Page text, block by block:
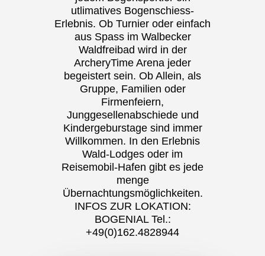
utlimatives Bogenschiess-
Erlebnis. Ob Turnier oder einfach
aus Spass im Walbecker
Waldfreibad wird in der
ArcheryTime Arena jeder
begeistert sein. Ob Allein, als
Gruppe, Familien oder
Firmenfeiern,
Junggesellenabschiede und
Kindergeburstage sind immer
Willkommen. In den Erlebnis
Wald-Lodges oder im
Reisemobil-Hafen gibt es jede
menge
Übernachtungsmöglichkeiten.
INFOS ZUR LOKATION:
BOGENIAL Tel.:
+49(0)162.4828944